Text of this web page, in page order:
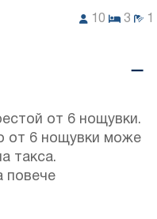
10 3
от 6 нощувки.
от 6 нощувки може
такса.
повече